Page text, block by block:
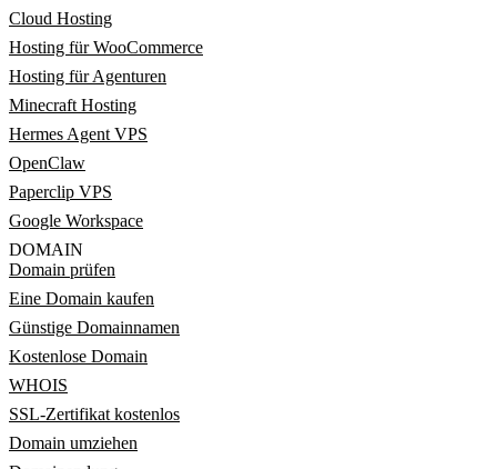
Cloud Hosting
Hosting für WooCommerce
Hosting für Agenturen
Minecraft Hosting
Hermes Agent VPS
OpenClaw
Paperclip VPS
Google Workspace
DOMAIN
Domain prüfen
Eine Domain kaufen
Günstige Domainnamen
Kostenlose Domain
WHOIS
SSL-Zertifikat kostenlos
Domain umziehen